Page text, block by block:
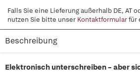
Falls Sie eine Lieferung außerhalb DE, AT
nutzen Sie bitte unser Kontaktformularfür
Beschreibung
Elektronisch unterschreiben – aber